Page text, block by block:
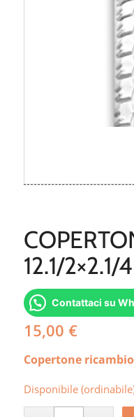
12.1/2×2.1/
Contattaci su
15,00 €
Copertone
Disponibile